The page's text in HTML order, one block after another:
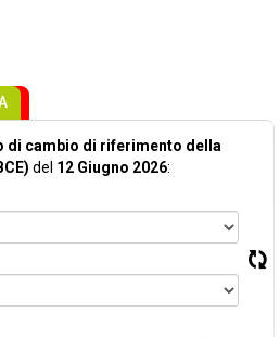
di cambio di riferimento della
del 12 Giugno 2026: